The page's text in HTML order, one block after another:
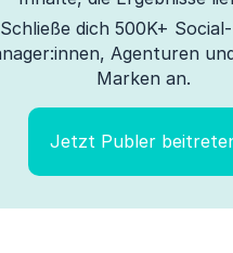
Schließe dich 500K+
Agenturen
Marken an.
Jetzt Publer